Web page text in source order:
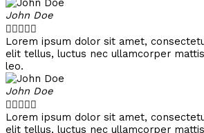
John Doe

Lorem ipsum dolor sit amet,
elit tellus, luctus nec ullamcorper
leo.
John Doe

Lorem ipsum dolor sit amet,
elit tellus, luctus nec ullamcorper